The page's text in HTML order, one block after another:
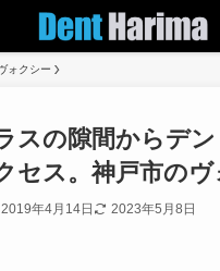
ォクシー
スの隙間からデ
セス。神戸市の
2019年4月14日 2023年5月8日